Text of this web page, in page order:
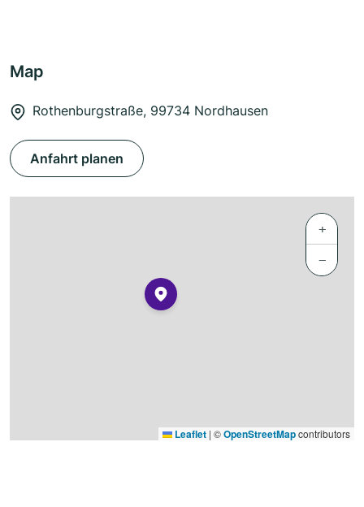
Map
Rothenburgstraße, 99734 Nordhausen
Anfahrt planen
+
−
Leaflet | ©OpenStreetMapcontributors